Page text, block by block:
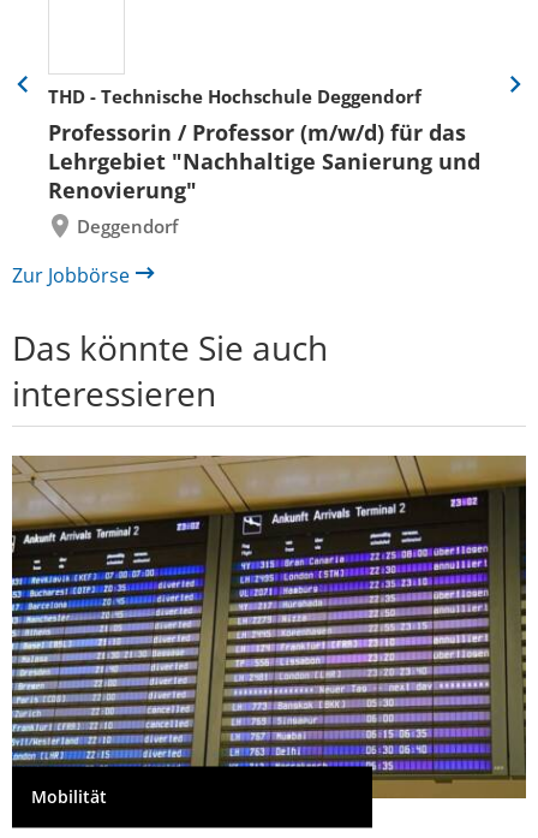
THD - Technische Hochschule Deggendorf
Professorin / Professor (m/w/d) für das
Lehrgebiet "Nachhaltige Sanierung und
Renovierung"
Deggendorf
Eine
zurück
Eine
Zur Jobbörse
Das könnte Sie auch
interessieren
Mobilität